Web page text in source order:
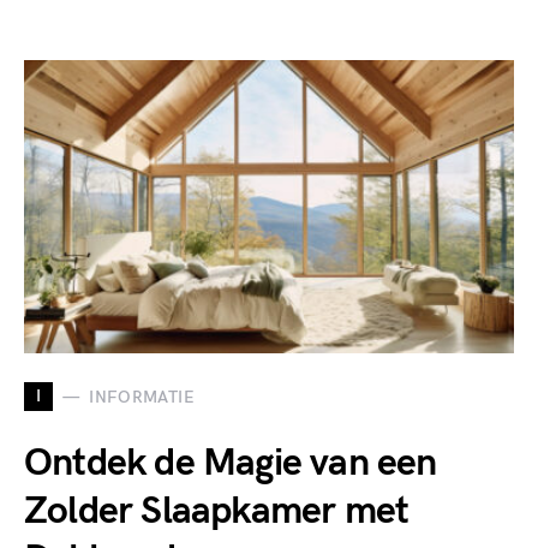
I INFORMATIE
Ontdek de Magie van een
Zolder Slaapkamer met